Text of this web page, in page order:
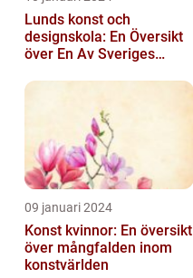
Lunds konst och
designskola: En Översikt
över En Av Sveriges
Utbildningsanstalter inom
09 januari 2024
Konst kvinnor: En översikt
över mångfalden inom
konstvärlden